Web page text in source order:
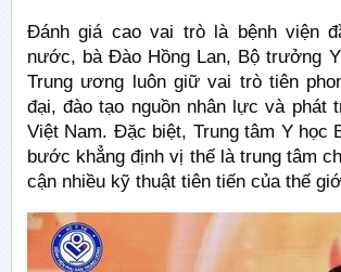
Đánh giá cao vai trò là bệnh viện
nước, bà Đào Hồng Lan, Bộ trưởng
Trung ương luôn giữ vai trò tiên
đại, đào tạo nguồn nhân lực và phát
Việt Nam. Đặc biệt, Trung tâm Y học
bước khẳng định vị thế là trung tâm
cận nhiều kỹ thuật tiên tiến của thế